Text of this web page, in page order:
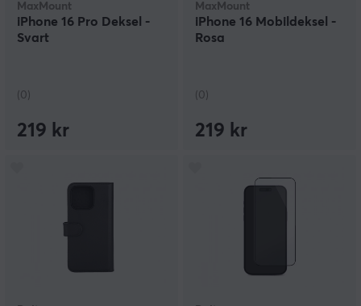
MaxMount
iPhone 16 Pro Deksel -
Svart
(0)
219 kr
MaxMount
iPhone 16 Mobildeksel -
Rosa
(0)
219 kr